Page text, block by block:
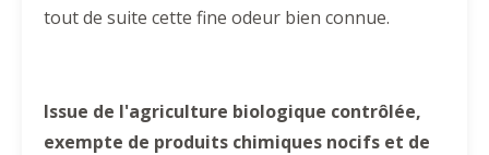
tout de suite cette fine odeur bien connue.
Issue de l'agriculture biologique contrôlée,
exempte de produits chimiques nocifs et de